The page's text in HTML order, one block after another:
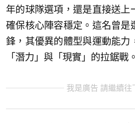
年的球隊選項，還是直接送上
確保核心陣容穩定。這名曾是
鋒，其優異的體型與運動能力
「潛力」與「現實」的拉鋸戰。
我是廣告 請繼續往